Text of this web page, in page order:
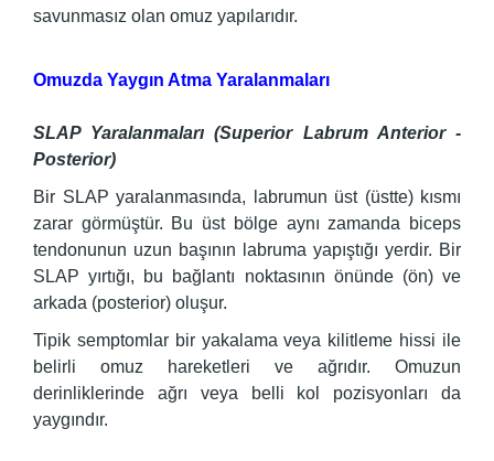
savunmasız olan omuz yapılarıdır.
Omuzda Yaygın Atma Yaralanmaları
SLAP Yaralanmaları (Superior Labrum Anterior -
Posterior)
Bir SLAP yaralanmasında, labrumun üst (üstte) kısmı
zarar görmüştür. Bu üst bölge aynı zamanda biceps
tendonunun uzun başının labruma yapıştığı yerdir. Bir
SLAP yırtığı, bu bağlantı noktasının önünde (ön) ve
arkada (posterior) oluşur.
Tipik semptomlar bir yakalama veya kilitleme hissi ile
belirli omuz hareketleri ve ağrıdır. Omuzun
derinliklerinde ağrı veya belli kol pozisyonları da
yaygındır.